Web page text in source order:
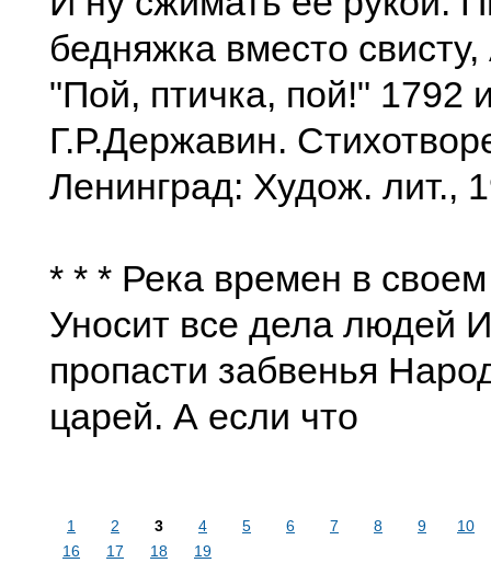
бедняжка вместо
"Пой, птичка, пой!" 1792
Г.Р.Державин.
Ленинград: Худож. лит.,
* * * Река времен в
Уносит все дела людей
пропасти забвенья
царей. А если что
1 2 3 4 5 6 7 8 9
10
16
17 18 19